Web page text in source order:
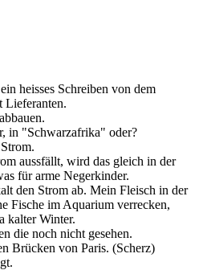
heisses Schreiben von dem
Lieferanten.
in "Schwarzafrika" oder?
aussfällt, wird das gleich in der
für arme Negerkinder.
den Strom ab. Mein Fleisch in der
Fische im Aquarium verrecken,
kalter Winter.
die noch nicht gesehen.
Brücken von Paris. (Scherz)